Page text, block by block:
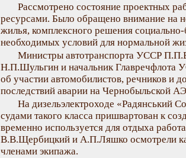
Рассмотрено состояние проектных
ресурсами. Было обращено внимание на
жилья, комплексного решения
необходимых условий для нормальной
Министры автотранспорта УССР
Н.П.Шульгин и начальник
об участии автомобилистов, речников и
последствий аварии на Чернобыльской
На дизельэлектроходе «Радянський
судами такого класса пришвартован к
временно используется для отдыха
В.В.Щербицкий и А.П.Ляшко осмотрели
членами экипажа.